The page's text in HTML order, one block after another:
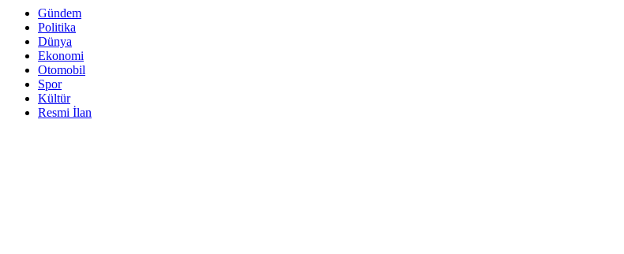
Gündem
Politika
Dünya
Ekonomi
Otomobil
Spor
Kültür
Resmi İlan